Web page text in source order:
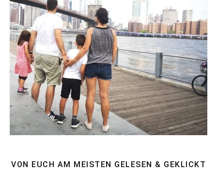
VON EUCH AM MEISTEN GELESEN & GEKLICKT